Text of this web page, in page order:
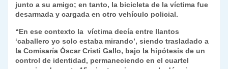
junto a su amigo; en tanto, la bicicleta de la víctima fue
desarmada y cargada en otro vehículo policial.
“En ese contexto la víctima decía entre llantos
‘caballero yo solo estaba mirando’, siendo trasladado a
la Comisaría Óscar Cristi Gallo, bajo la hipótesis de un
control de identidad, permaneciendo en el cuartel